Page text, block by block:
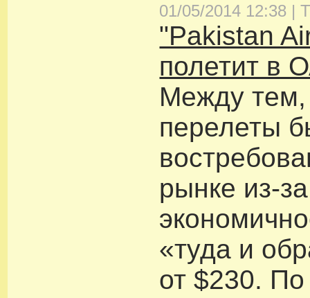
01/05/2014 12:38 |
"Pakistan
полетит в
Между тем,
перелеты
рынке из-
«туда и
от $230.